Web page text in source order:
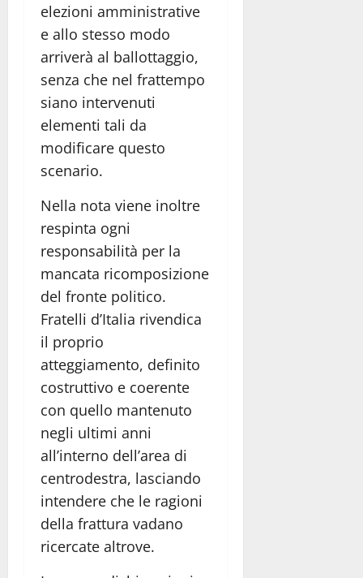
elezioni amministrative
e allo stesso modo
arriverà al ballottaggio,
senza che nel frattempo
siano intervenuti
elementi tali da
modificare questo
scenario.
Nella nota viene inoltre
respinta ogni
responsabilità per la
mancata ricomposizione
del fronte politico.
Fratelli d’Italia rivendica
il proprio
atteggiamento, definito
costruttivo e coerente
con quello mantenuto
negli ultimi anni
all’interno dell’area di
centrodestra, lasciando
intendere che le ragioni
della frattura vadano
ricercate altrove.